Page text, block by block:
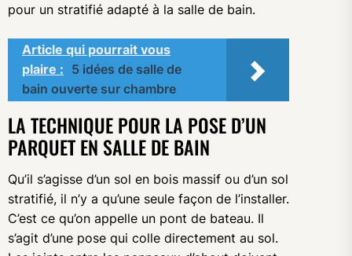
pour un stratifié adapté à la salle de bain.
Article qui pourrait vous
plaire : 5 idées de salle de
bain ouverte sur chambre
LA TECHNIQUE POUR LA POSE D’UN
PARQUET EN SALLE DE BAIN
Qu’il s’agisse d’un sol en bois massif ou d’un sol
stratifié, il n’y a qu’une seule façon de l’installer.
C’est ce qu’on appelle un pont de bateau. Il
s’agit d’une pose qui colle directement au sol.